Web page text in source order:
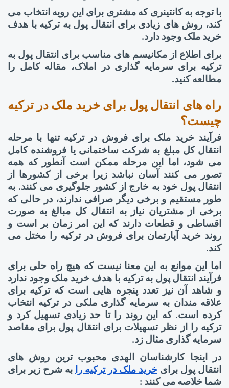
با توجه به کانتینری که مشتری برای این رویه انتخاب می
کند، روش های زیادی برای انتقال پول به ترکیه با هدف
خرید ملک وجود دارد.
برای اطلاع از مکانیسم های مناسب برای انتقال پول به
ترکیه برای سرمایه گذاری در املاک، مقاله کامل را
مطالعه کنید.
راه های انتقال پول برای خرید ملک در ترکیه
چیست؟
فرآیند خرید ملک برای فروش در ترکیه تنها با مرحله
انتقال کل مبلغ به شرکت ساختمانی یا فروشنده کامل
می شود، اما این مرحله ممکن است آنطور که همه
تصور می کنند آسان نباشد زیرا برخی از کشورها از
انتقال پول خود به خارج از کشور جلوگیری می کنند. به
طور مستقیم و برخی دیگر صرافی ندارند، در حالی که
برخی از مشتریان نیاز به انتقال کل مبالغ به صورت
اقساطی و قطعات دارند که این امر زمان بر است و
روند خرید آپارتمان برای فروش در ترکیه را مختل می
کند.
اما این موانع به این معنا نیست که هیچ راه حلی برای
فرآیند انتقال پول به ترکیه با هدف خرید ملک وجود ندارد
و شاهد آن نیز تعدد پنجره هایی است که ترکیه برای
علاقه مندان به سرمایه گذاری ملکی در ترکیه انتخاب
کرده است. که این روند را تا حد زیادی تسهیل کرد و
ترکیه را از نظر تسهیلات برای انتقال پول برای مقاصد
سرمایه گذاری مثال زد.
در اینجا کارشناسان الهدی محبوب ترین روش های
انتقال پول برای خرید ملک در ترکیه را به شرح زیر برای
شما خلاصه می کنند :